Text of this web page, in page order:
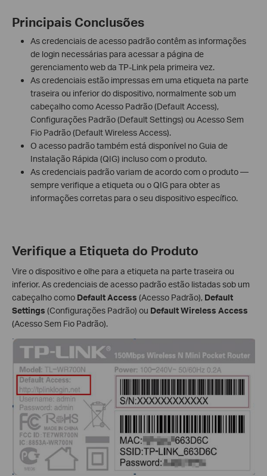
Principais Conclusões
As credenciais de acesso padrão contêm as informações
de login necessárias para acessar a página de
gerenciamento web da TP-Link pela primeira vez.
As credenciais estão impressas em uma etiqueta na parte
traseira ou inferior do dispositivo, normalmente sob um
cabeçalho como Acesso Padrão (Default Access),
Configurações Padrão (Default Settings) ou Acesso Sem
Fio Padrão (Default Wireless Access).
O acesso padrão também está disponível no Guia de
Instalação Rápida (QIG) incluso com o produto.
As credenciais padrão variam de acordo com o produto —
sempre verifique a etiqueta ou o QIG para obter as
informações corretas para o seu dispositivo específico.
Verifique a Etiqueta do Produto
Vire o dispositivo e olhe para a etiqueta na parte traseira ou
inferior. As credenciais de acesso padrão estão listadas sob um
cabeçalho como Default Access (Acesso Padrão), Default
Settings (Configurações Padrão) ou Default Wireless Access
(Acesso Sem Fio Padrão).